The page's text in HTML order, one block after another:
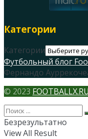
Категории
Категории
Футбольный блог
Фернандо
© 2023 FOOTBALLX.RU
Безрезультатно
View All Result